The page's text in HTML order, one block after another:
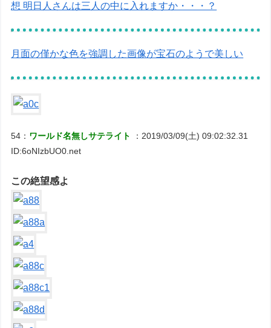
想 明日人さんは三人の中に入れますか・・・？
月面の僅かな色を強調した画像が宝石のようで美しい
54： ワールド名無しサテライト
：2019/03/09(土) 09:02:32.31
ID:6oNIzbUO0.net
この絶望感よ